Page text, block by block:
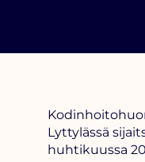
Lyttylässä
huhtikuussa